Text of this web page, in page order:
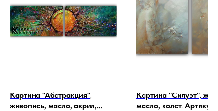
Картина "Абстракция",
живопись, масло, акрил,
Картина "Силуэт",
масло, холст. Артикул